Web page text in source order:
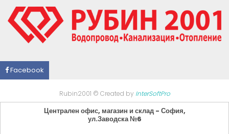
Facebook
Rubin2001 © Created by InterSoftPro
Централен офис, магазин и склад - София,
ул.Заводска №6